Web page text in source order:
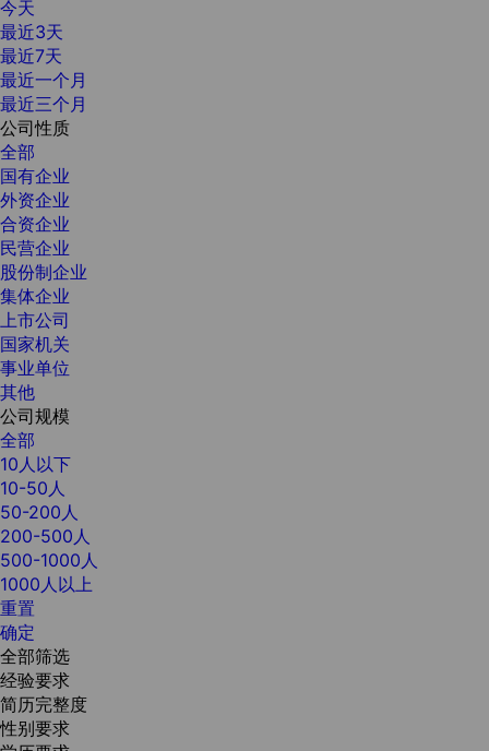
今天
最近3天
最近7天
最近一个月
最近三个月
公司性质
全部
国有企业
外资企业
合资企业
民营企业
股份制企业
集体企业
上市公司
国家机关
事业单位
其他
公司规模
全部
10人以下
10-50人
50-200人
200-500人
500-1000人
1000人以上
重置
确定
全部筛选
经验要求
简历完整度
性别要求